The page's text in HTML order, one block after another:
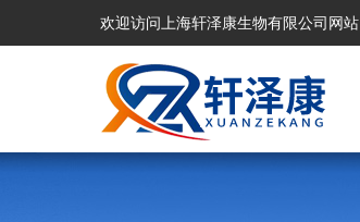
欢迎访问上海轩泽康生物有限公司网站